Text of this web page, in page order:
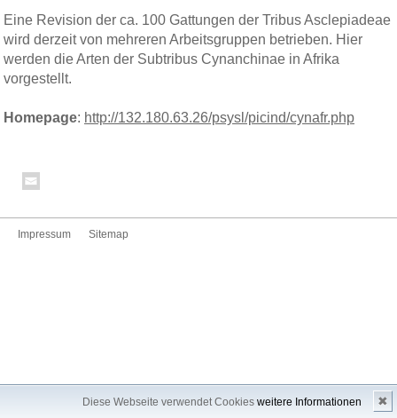
Diese Webseite verwendet Cookies weitere Informationen ✖
Eine Revision der ca. 100 Gattungen der Tribus Asclepiadeae
wird derzeit von mehreren Arbeitsgruppen betrieben. Hier
werden die Arten der Subtribus Cynanchinae in Afrika
vorgestellt.
Homepage: http://132.180.63.26/psysl/picind/cynafr.php
Impressum Sitemap